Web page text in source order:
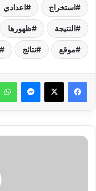
استخراج اعدادي
النتيجة ظهورها
موقع نتائج
فيسبوك ‫X ماسنجر
ماهو